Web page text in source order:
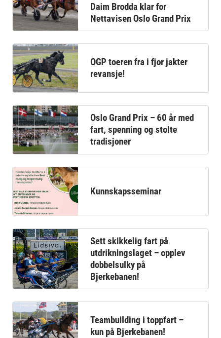
Daim Brodda klar for
Nettavisen Oslo Grand Prix
OGP toeren fra i fjor jakter
revansje!
Oslo Grand Prix – 60 år med
fart, spenning og stolte
tradisjoner
Kunnskapsseminar
Sett skikkelig fart på
utdrikningslaget – opplev
dobbelsulky på
Bjerkebanen!
Teambuilding i toppfart –
kun på Bjerkebanen!